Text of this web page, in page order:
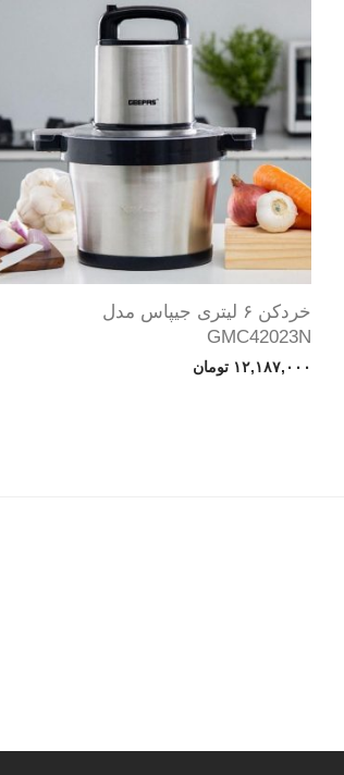
خردکن ۶ لیتری جیپاس مدل
GMC42023N
۱۲,۱۸۷,۰۰۰ تومان